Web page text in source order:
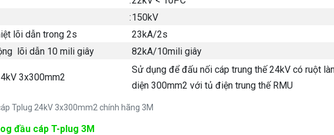
Tplug 24kV 3x300mm2 chính hãng 3M
:150kV
lõi dẫn trong 2s
23kA/2s
lõi dẫn 10 mili giây
82kA/10mili giây
3x300mm2
Sử dụng để đấu nối cáp trung thế 24kV có ruột
diện 300mm2 với tủ điện trung thế RMU
đầu cáp T-plug 3M